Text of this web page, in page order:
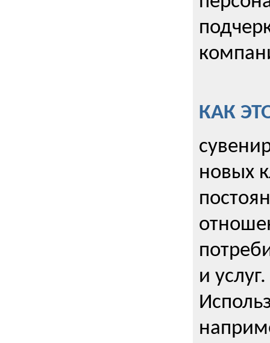
КАК
новых
и услуг.